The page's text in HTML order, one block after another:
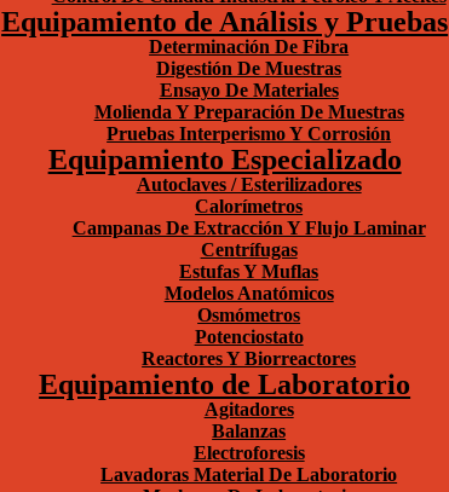
Equipamiento de Análisis y Pruebas
Determinación De Fibra
Digestión De Muestras
Ensayo De Materiales
Molienda Y Preparación De Muestras
Pruebas Interperismo Y Corrosión
Equipamiento Especializado
Autoclaves / Esterilizadores
Calorímetros
Campanas De Extracción Y Flujo Laminar
Centrífugas
Estufas Y Muflas
Modelos Anatómicos
Osmómetros
Potenciostato
Reactores Y Biorreactores
Equipamiento de Laboratorio
Agitadores
Balanzas
Electroforesis
Lavadoras Material De Laboratorio